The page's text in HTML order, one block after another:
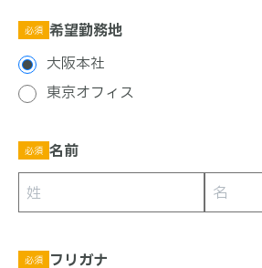
必須 希望勤務地
大阪本社
東京オフィス
必須 名前
必須 フリガナ